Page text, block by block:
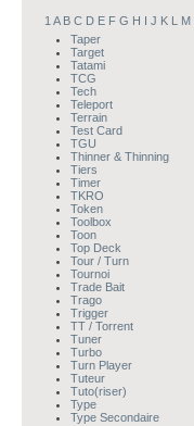
1 A B C D E F G H J K M
Taper
Target
Tatami
TCG
Tech
Teleport
Terrain
Test Card
TGU
Thinner & Thinning
Tiers
Timer
TKRO
Token
Toolbox
Toon
Top Deck
Tour / Turn
Tournoi
Trade Bait
Trago
Trigger
TT / Torrent
Tuner
Turbo
Turn Player
Tuteur
Tuto(riser)
Type
Type Secondaire